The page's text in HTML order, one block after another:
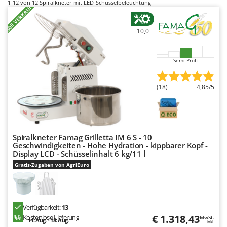
Flockenquetschen
Furchenzieher für Traktoren
Gartengrills
Gartenpumpen
Gebläsespritzen für Traktoren
Gerätehäuser
Getreidemühlen
Grabenfräsen
Grubber - Tiefenlockerer
Grubber für Traktor
H
Häcksler
Heckcontainer für Traktoren
Bosch
Brumi
BullMach
C.EL.ME.
Calory Forni
Campagnola
Campingaz
Castellari
Ceccato Olindo
Char-Broil
Classe
Clementi
Cofra
1-12 von 12 Spiralkneter mit LED-Schüsselbeleuchtung
+300 VERKAUFT 10,0
Semi-Profi
(18) 4,85/5
Spiralkneter Famag Grilletta IM 6 S - 10
Geschwindigkeiten - Hohe Hydration - kippbarer Kopf -
Display LCD - Schüsselinhalt 6 kg/11 l
Gratis-Zugaben von AgriEuro
Verfügbarkeit:13
Kostenlose Lieferung
14. Aug. - 18. Aug. € 1.318,43MwSt.
inkl.